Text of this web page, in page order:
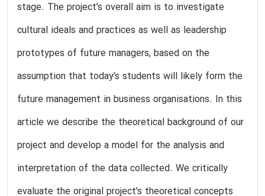
stage. The project’s overall aim is to investigate
cultural ideals and practices as well as leadership
prototypes of future managers, based on the
assumption that today’s students will likely form the
future management in business organisations. In this
article we describe the theoretical background of our
project and develop a model for the analysis and
interpretation of the data collected. We critically
evaluate the original project’s theoretical concepts